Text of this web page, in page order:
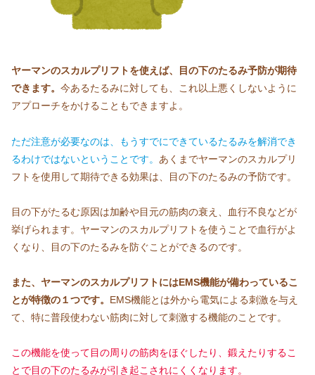
ヤーマンのスカルプリフトを使えば、目の下のたるみ予防が期待
できます。 今あるたるみに対しても、これ以上悪くしないように
アプローチをかけることもできますよ。
ただ注意が必要なのは、もうすでにできているたるみを解消でき
るわけではないということです。 あくまでヤーマンのスカルプリ
フトを使用して期待できる効果は、目の下のたるみの予防です。
目の下がたるむ原因は加齢や目元の筋肉の衰え、血行不良などが
挙げられます。ヤーマンのスカルプリフトを使うことで血行がよ
くなり、目の下のたるみを防ぐことができるのです。
また、ヤーマンのスカルプリフトにはEMS機能が備わっているこ
とが特徴の１つです。 EMS機能とは外から電気による刺激を与え
て、特に普段使わない筋肉に対して刺激する機能のことです。
この機能を使って目の周りの筋肉をほぐしたり、鍛えたりするこ
とで目の下のたるみが引き起こされにくくなります。